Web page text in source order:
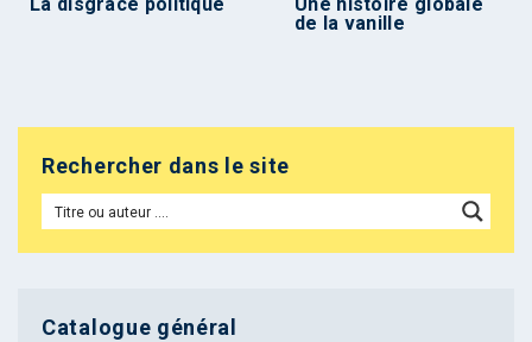
de la vanille
Rechercher dans le site
Catalogue général